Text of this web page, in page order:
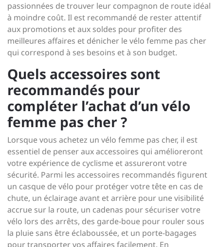
passionnées de trouver leur compagnon de route idéal
à moindre coût. Il est recommandé de rester attentif
aux promotions et aux soldes pour profiter des
meilleures affaires et dénicher le vélo femme pas cher
qui correspond à ses besoins et à son budget.
Quels accessoires sont
recommandés pour
compléter l’achat d’un vélo
femme pas cher ?
Lorsque vous achetez un vélo femme pas cher, il est
essentiel de penser aux accessoires qui amélioreront
votre expérience de cyclisme et assureront votre
sécurité. Parmi les accessoires recommandés figurent
un casque de vélo pour protéger votre tête en cas de
chute, un éclairage avant et arrière pour une visibilité
accrue sur la route, un cadenas pour sécuriser votre
vélo lors des arrêts, des garde-boue pour rouler sous
la pluie sans être éclaboussée, et un porte-bagages
pour transporter vos affaires facilement. En